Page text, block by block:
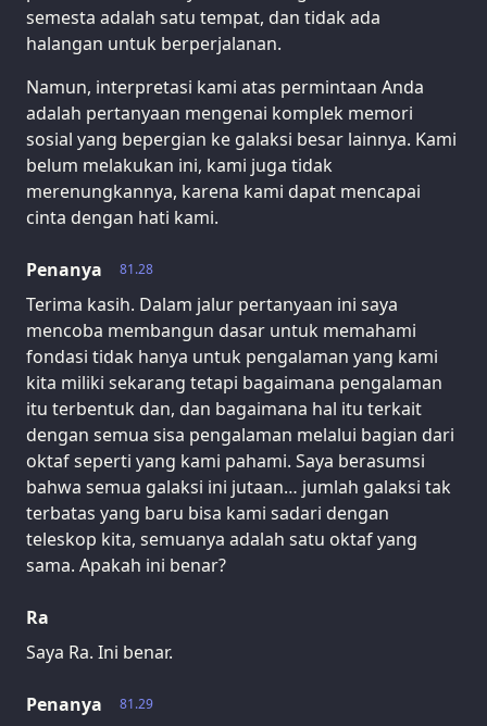
semesta adalah satu tempat, dan tidak ada
halangan untuk berperjalanan.
Namun, interpretasi kami atas permintaan Anda
adalah pertanyaan mengenai komplek memori
sosial yang bepergian ke galaksi besar lainnya. Kami
belum melakukan ini, kami juga tidak
merenungkannya, karena kami dapat mencapai
cinta dengan hati kami.
81.28
Penanya
Terima kasih. Dalam jalur pertanyaan ini saya
mencoba membangun dasar untuk memahami
fondasi tidak hanya untuk pengalaman yang kami
kita miliki sekarang tetapi bagaimana pengalaman
itu terbentuk dan, dan bagaimana hal itu terkait
dengan semua sisa pengalaman melalui bagian dari
oktaf seperti yang kami pahami. Saya berasumsi
bahwa semua galaksi ini jutaan… jumlah galaksi tak
terbatas yang baru bisa kami sadari dengan
teleskop kita, semuanya adalah satu oktaf yang
sama. Apakah ini benar?
Ra
Saya Ra. Ini benar.
81.29
Penanya